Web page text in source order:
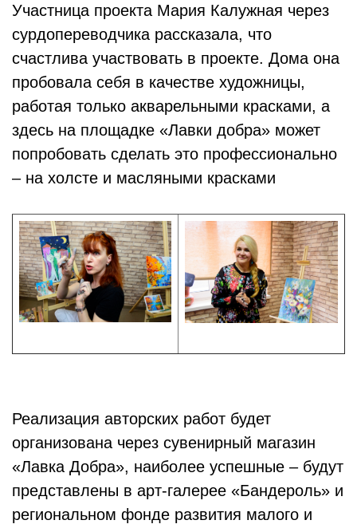
Участница проекта Мария Калужная через
сурдопереводчика рассказала, что
счастлива участвовать в проекте. Дома она
пробовала себя в качестве художницы,
работая только акварельными красками, а
здесь на площадке «Лавки добра» может
попробовать сделать это профессионально
– на холсте и масляными красками
Реализация авторских работ будет
организована через сувенирный магазин
«Лавка Добра», наиболее успешные – будут
представлены в арт-галерее «Бандероль» и
региональном фонде развития малого и